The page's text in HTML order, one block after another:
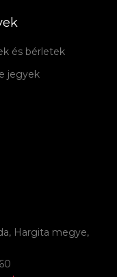
és bérletek
jegyek
Hargita megye,